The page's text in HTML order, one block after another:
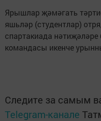
Ярышлар җәмәгать
яшьләр (студентлар)
спартакиада
командасы икенче
Следите за самым
Telegram-канале